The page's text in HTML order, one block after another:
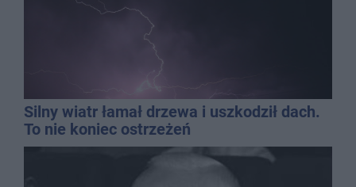
Silny wiatr łamał drzewa i uszkodził dach.
To nie koniec ostrzeżeń